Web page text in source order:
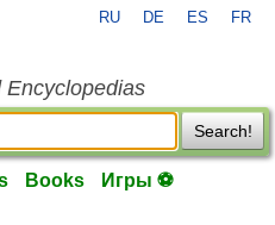
RU DE ES FR
Encyclopedias
Search!
Books Игры ⚽